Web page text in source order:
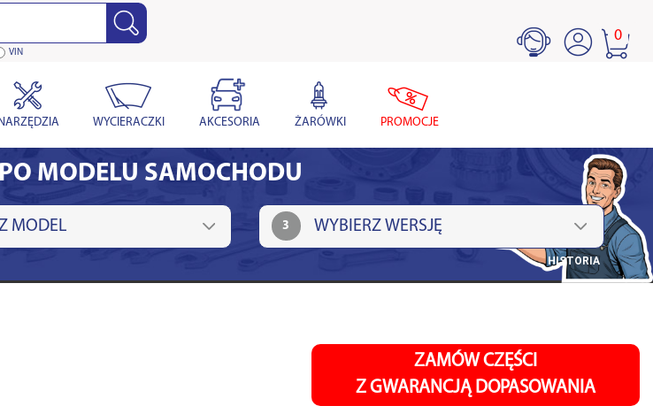
VIN
0
WYCIERACZKI AKCESORIA ŻARÓWKI PROMOCJE
MODELU SAMOCHODU
3
HISTORIA
ZAMÓW CZĘŚCI
Z GWARANCJĄ DOPASOWANIA